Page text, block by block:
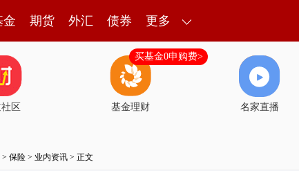
金 期货 外汇 债券 更多
区 基金理财
买基金0申购费>
名家直播
> 保险 > 业内资讯 > 正文